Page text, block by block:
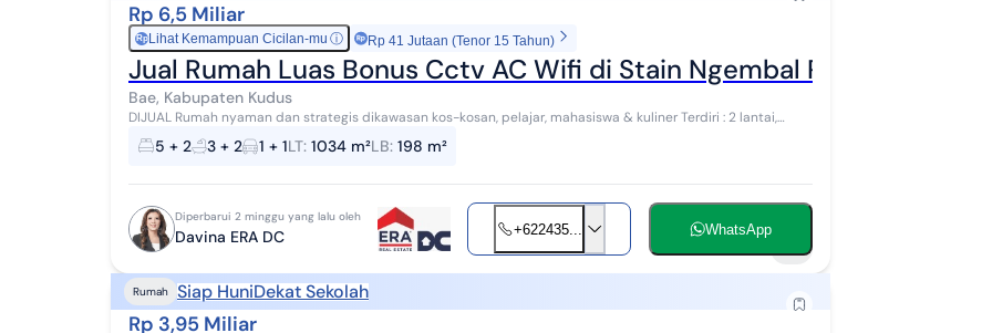
Rp 6,5 Miliar
RpLihat Kemampuan Cicilan-mu ⓘ Rp 41 Jutaan (Tenor 15 Tahun)
Jual Rumah Luas Bonus Cctv AC Wifi di Stain Ngembal Rejo Bae Kudus
Bae, Kabupaten Kudus
DIJUAL Rumah nyaman dan strategis dikawasan kos-kosan, pelajar, mahasiswa & kuliner Terdiri : 2 lantai,
k.mandi 3+2, k.tidur 5+2, listrik 900 wat...
5 + 2 3 + 2 1 + 1LT: 1034 m²LB: 198 m²
Diperbarui 2 minggu yang lalu oleh
Davina ERA DC +622435... WhatsApp
Rumah Siap HuniDekat Sekolah
Rp 3,95 Miliar